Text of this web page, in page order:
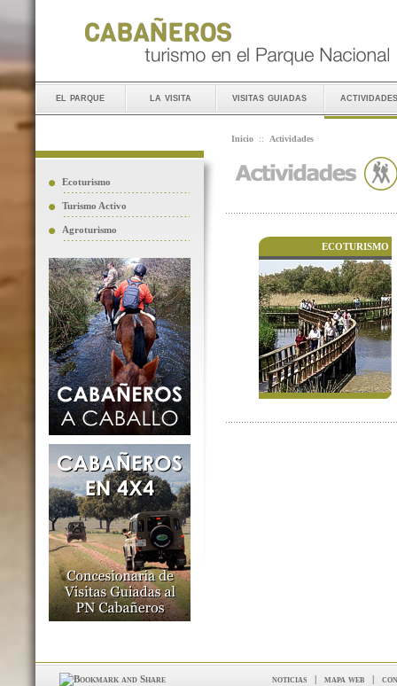
el parque la visita visitas guiadas actividades
Ecoturismo
Turismo Activo
Agroturismo
Inicio :: Actividades
ECOTURISMO
noticias | mapa web |